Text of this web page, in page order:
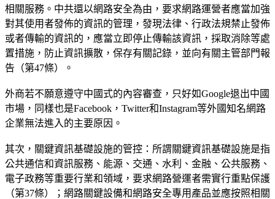
相關服務。中共還以網路安全為由，要求網路運營者應當加強
對其使用者發佈的資訊的管理，發現法律、行政法規禁止發佈
或者傳輸的資訊的，應當立即停止傳輸該資訊，採取消除等處
置措施，防止資訊擴散，保存有關記錄，並向有關主管部門報
告（第47條）。
外商若不願意遵守中國式的內容審查，只好如Google退出中國
市場，同樣也是Facebook，Twitter和Instagram等外國知名網路
企業無法進入的主要原因。
其次，關鍵資訊基礎設施的管控：所謂關鍵資訊基礎設施是指
公共通信和資訊服務、能源、交通、水利、金融、公共服務、
電子政務等重要行業和領域，要求網路營運者需實行重點保護
（第37條）；網路關鍵設備和網路安全專用產品並應按照相關